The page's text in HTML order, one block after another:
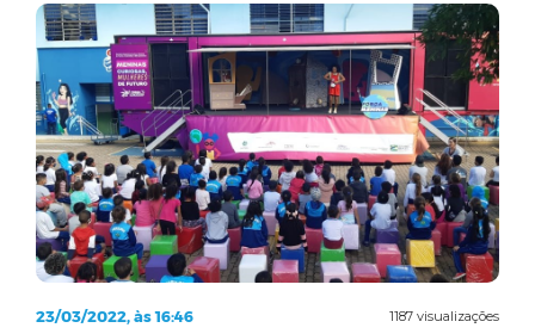
1187 visualizações
23/03/2022, às 16:46